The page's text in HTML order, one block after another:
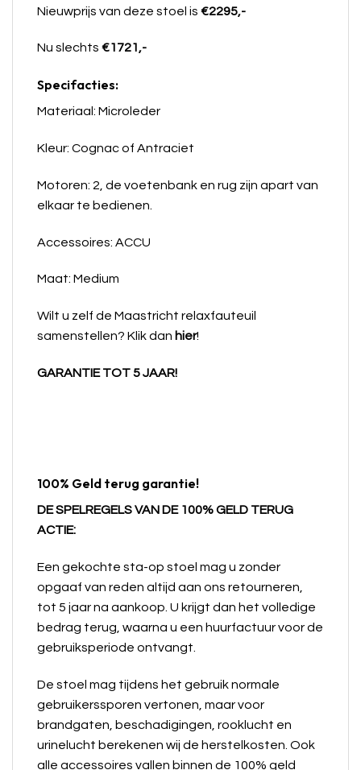
Nieuwprijs van deze stoel is €2295,-
Nu slechts €1721,-
Specifacties:
Materiaal: Microleder
Kleur: Cognac of Antraciet
Motoren: 2, de voetenbank en rug zijn apart van
elkaar te bedienen.
Accessoires: ACCU
Maat: Medium
Wilt u zelf de Maastricht relaxfauteuil
samenstellen? Klik dan hier!
GARANTIE TOT 5 JAAR!
100% Geld terug garantie!
DE SPELREGELS VAN DE 100% GELD TERUG
ACTIE:
Een gekochte sta-op stoel mag u zonder
opgaaf van reden altijd aan ons retourneren,
tot 5 jaar na aankoop. U krijgt dan het volledige
bedrag terug, waarna u een huurfactuur voor de
gebruiksperiode ontvangt.
De stoel mag tijdens het gebruik normale
gebruikerssporen vertonen, maar voor
brandgaten, beschadigingen, rooklucht en
urinelucht berekenen wij de herstelkosten. Ook
alle accessoires vallen binnen de 100% geld